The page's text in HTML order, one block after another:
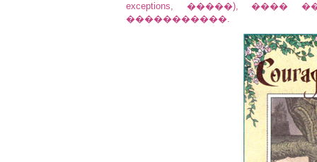
exceptions, �����),
�����������.